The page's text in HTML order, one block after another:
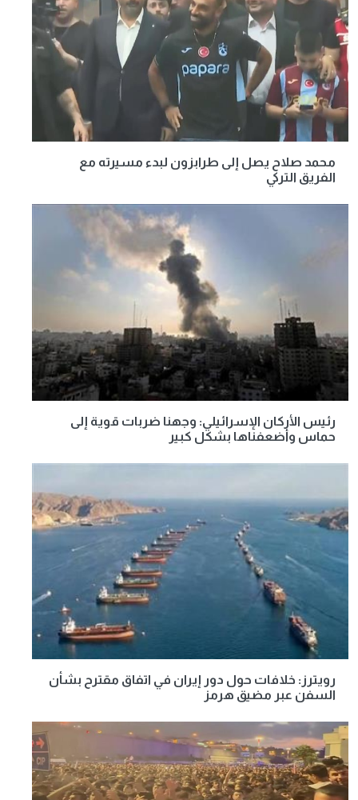
محمد صلاح يصل إلى طرابزون لبدء مسيرته مع
الفريق التركي
رئيس الأركان الإسرائيلي: وجهنا ضربات قوية إلى
حماس وأضعفناها بشكل كبير
رويترز: خلافات حول دور إيران في اتفاق مقترح بشأن
السفن عبر مضيق هرمز